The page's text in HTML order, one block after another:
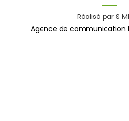
Réalisé par S
Agence de communication